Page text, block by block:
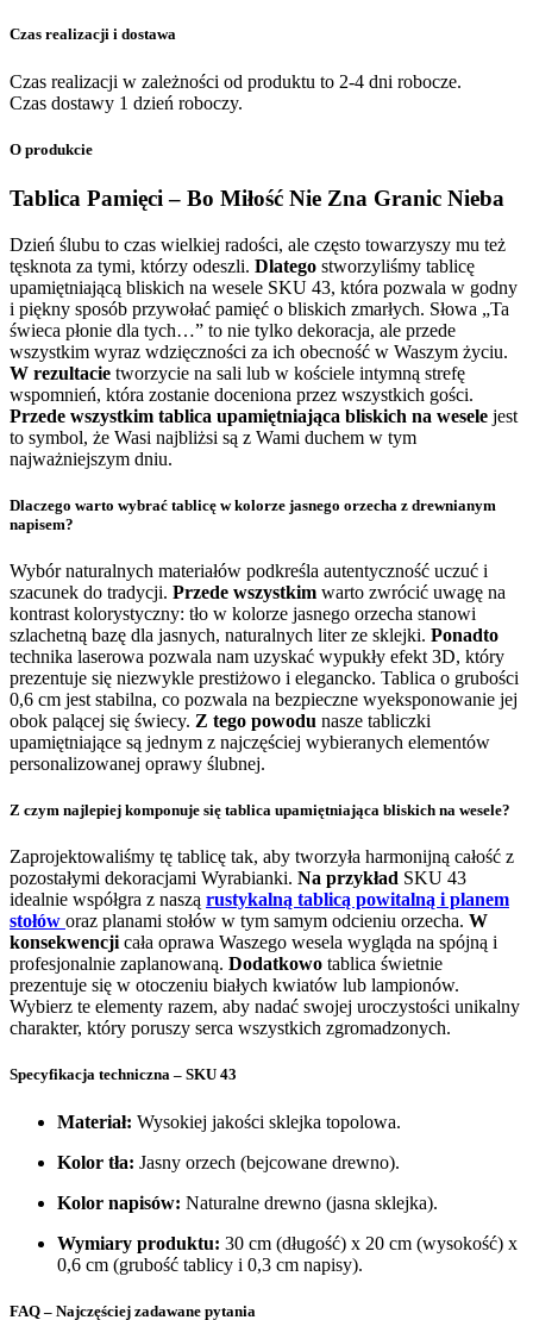
Czas realizacji i dostawa
Czas realizacji w zależności od produktu to 2-4 dni robocze.
Czas dostawy 1 dzień roboczy.
O produkcie
Tablica Pamięci – Bo Miłość Nie Zna Granic Nieba
Dzień ślubu to czas wielkiej radości, ale często towarzyszy mu też
tęsknota za tymi, którzy odeszli. Dlatego stworzyliśmy tablicę
upamiętniającą bliskich na wesele SKU 43, która pozwala w godny
i piękny sposób przywołać pamięć o bliskich zmarłych. Słowa „Ta
świeca płonie dla tych…” to nie tylko dekoracja, ale przede
wszystkim wyraz wdzięczności za ich obecność w Waszym życiu.
W rezultacie tworzycie na sali lub w kościele intymną strefę
wspomnień, która zostanie doceniona przez wszystkich gości.
Przede wszystkim tablica upamiętniająca bliskich na wesele jest
to symbol, że Wasi najbliżsi są z Wami duchem w tym
najważniejszym dniu.
Dlaczego warto wybrać tablicę w kolorze jasnego orzecha z drewnianym
napisem?
Wybór naturalnych materiałów podkreśla autentyczność uczuć i
szacunek do tradycji. Przede wszystkim warto zwrócić uwagę na
kontrast kolorystyczny: tło w kolorze jasnego orzecha stanowi
szlachetną bazę dla jasnych, naturalnych liter ze sklejki. Ponadto
technika laserowa pozwala nam uzyskać wypukły efekt 3D, który
prezentuje się niezwykle prestiżowo i elegancko. Tablica o grubości
0,6 cm jest stabilna, co pozwala na bezpieczne wyeksponowanie jej
obok palącej się świecy. Z tego powodu nasze tabliczki
upamiętniające są jednym z najczęściej wybieranych elementów
personalizowanej oprawy ślubnej.
Z czym najlepiej komponuje się tablica upamiętniająca bliskich na wesele?
Zaprojektowaliśmy tę tablicę tak, aby tworzyła harmonijną całość z
pozostałymi dekoracjami Wyrabianki. Na przykład SKU 43
idealnie współgra z naszą rustykalną tablicą powitalną i planem
stołów oraz planami stołów w tym samym odcieniu orzecha. W
konsekwencji cała oprawa Waszego wesela wygląda na spójną i
profesjonalnie zaplanowaną. Dodatkowo tablica świetnie
prezentuje się w otoczeniu białych kwiatów lub lampionów.
Wybierz te elementy razem, aby nadać swojej uroczystości unikalny
charakter, który poruszy serca wszystkich zgromadzonych.
Specyfikacja techniczna – SKU 43
Materiał: Wysokiej jakości sklejka topolowa.
Kolor tła: Jasny orzech (bejcowane drewno).
Kolor napisów: Naturalne drewno (jasna sklejka).
Wymiary produktu: 30 cm (długość) x 20 cm (wysokość) x
0,6 cm (grubość tablicy i 0,3 cm napisy).
FAQ – Najczęściej zadawane pytania